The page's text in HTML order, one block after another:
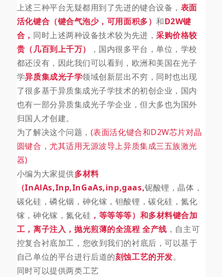
上述三种平台无疑都用到了先进的键合设备， 表面
活化键合（键合气泡少，可用面积多）和D2W键
合， 同时上述两种设备技术较为先进，采购价格较
贵（几百到上千万）
，国内很多平台，单位，学校
都还没有，因此我们可以看到，欧洲和美国在光子
学异质集成光子学领域创新层出不穷，同时也出现
了很多基于异质集成光子学技术的初创企业，国内
也有一部分异质集成光子学企业，但大多也为国外
归国人才创建。
为了解决这个问题， (表面活化键合和D2W芯片对晶
圆键合，尤其适用无源波导上异质集成三五族激光
器)
小编为大家提供多材料
（InAlAs,Inp,InGaAs,inp,gaas,铌酸锂，晶体，
碳化硅，磷化铟，砷化镓，钽酸锂，碳化硅，氮化
镓，砷化镓，氮化硅 ，等等等等）和多材料键合加
工，离子注入，抛光煎薄的全流程 全产线 ，自主可
控复合衬底加工，您收到我们的衬底后，可以基于
自己单位的平台进行后道的刻蚀工艺的开发。
同时可以提供两类工艺